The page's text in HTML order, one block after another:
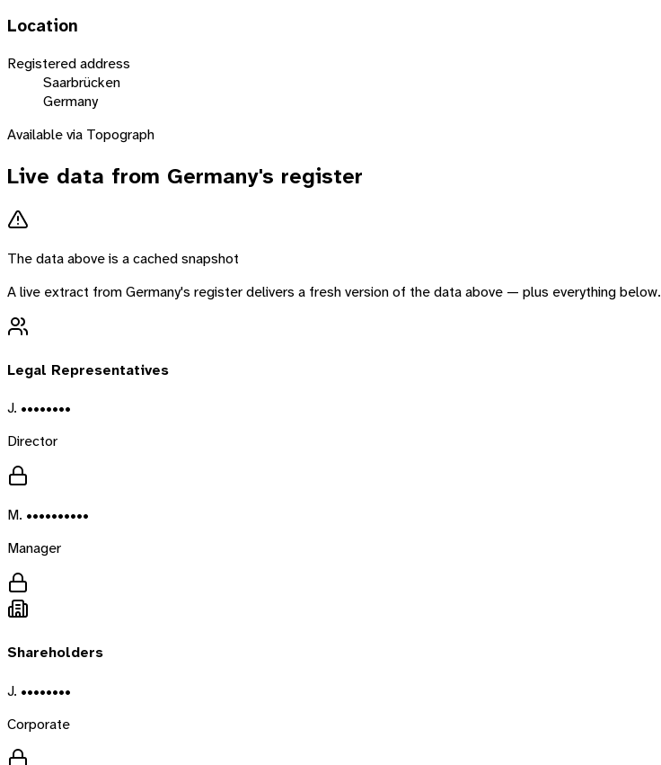
Location
Registered address
Saarbrücken
Germany
Available via Topograph
Live data from Germany's register
The data above is a cached snapshot
A live extract fromGermany's register delivers a fresh version of the data above — plus everything below.
Legal Representatives
J. ••••••••
Director
M. ••••••••••
Manager
Shareholders
J. ••••••••
Corporate